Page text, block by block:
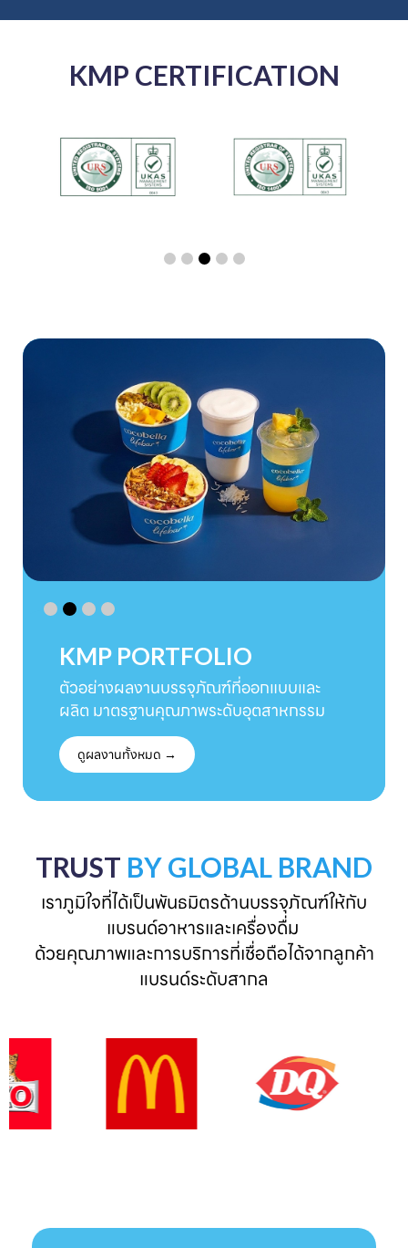
KMP CERTIFICATION
KMP PORTFOLIO
ตัวอย่างผลงานบรรจุภัณฑ์ที่ออกแบบและ
ผลิต มาตรฐานคุณภาพระดับอุตสาหกรรม
ดูผลงานทั้งหมด →
TRUST BY GLOBAL BRAND
เราภูมิใจที่ได้เป็นพันธมิตรด้านบรรจุภัณฑ์ให้กับ
แบรนด์อาหารและเครื่องดื่ม
ด้วยคุณภาพและการบริการที่เชื่อถือได้จากลูกค้า
แบรนด์ระดับสากล